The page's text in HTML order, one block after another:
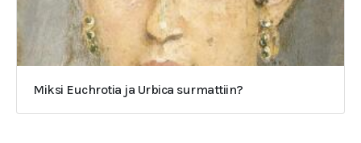
Miksi Euchrotia ja Urbica surmattiin?